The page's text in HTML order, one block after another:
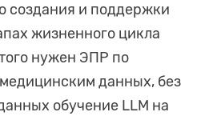
создания и поддержки
жизненного цикла
нужен ЭПР по
данных, без
обучение LLM на